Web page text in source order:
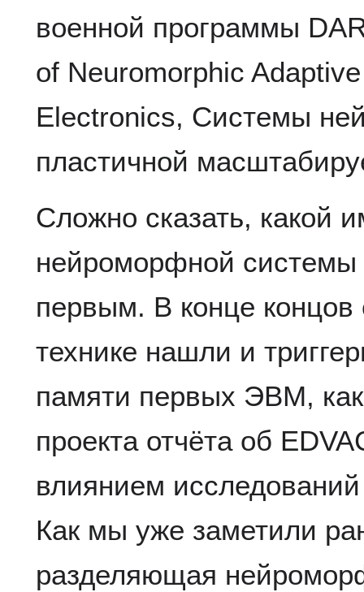
военной программы
of Neuromorphic
Electronics, Системы
пластичной
Сложно сказать, какой
нейроморфной системы
первым. В конце
технике нашли и
памяти первых ЭВМ,
проекта отчёта об
влиянием
Как мы уже заметили
разделяющая